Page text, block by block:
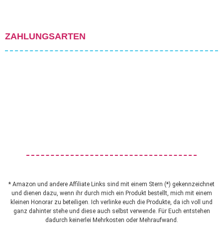
ZAHLUNGSARTEN
* Amazon und andere Affiliate Links sind mit einem Stern (*) gekennzeichnet
und dienen dazu, wenn ihr durch mich ein Produkt bestellt, mich mit einem
kleinen Honorar zu beteiligen. Ich verlinke euch die Produkte, da ich voll und
ganz dahinter stehe und diese auch selbst verwende. Für Euch entstehen
dadurch keinerlei Mehrkosten oder Mehraufwand.